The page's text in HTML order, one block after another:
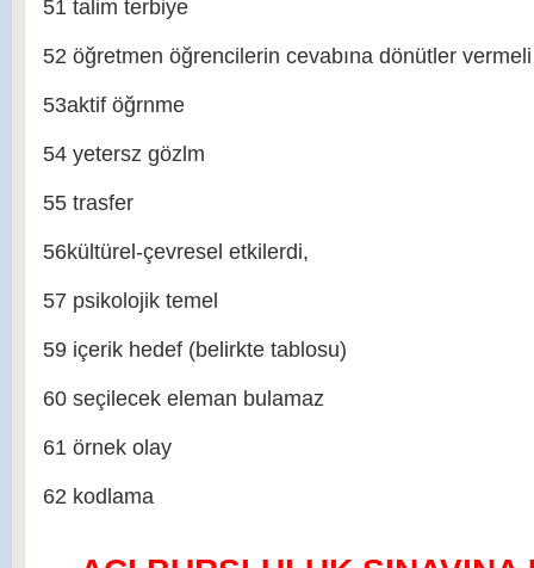
51 talim terbiye
52 öğretmen öğrencilerin cevabına dönütler vermeli
53aktif öğrnme
54 yetersz gözlm
55 trasfer
56kültürel-çevresel etkilerdi,
57 psikolojik temel
59 içerik hedef (belirkte tablosu)
60 seçilecek eleman bulamaz
61 örnek olay
62 kodlama